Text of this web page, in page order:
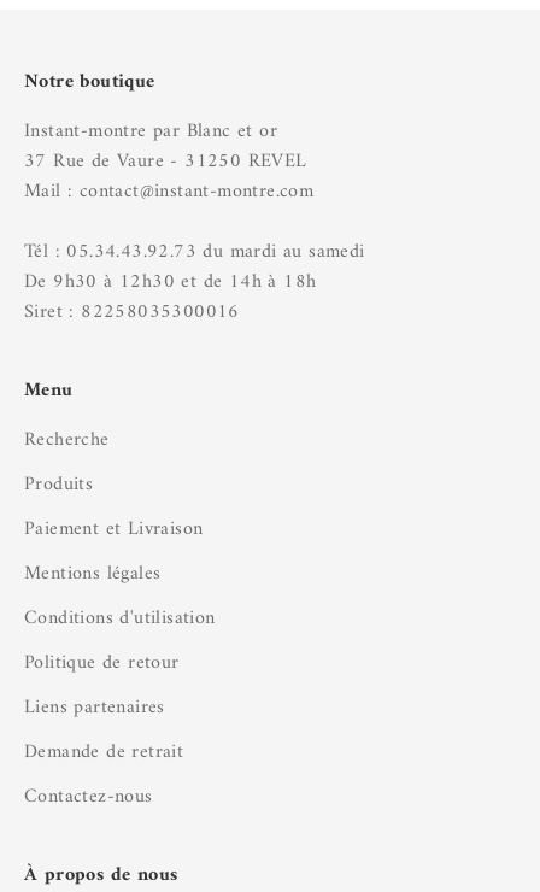
Notre boutique
Instant-montre par Blanc et or
37 Rue de Vaure - 31250 REVEL
Mail : contact@instant-montre.com
Tél : 05.34.43.92.73 du mardi au samedi
De 9h30 à 12h30 et de 14h à 18h
Siret : 82258035300016
Menu
Recherche
Produits
Paiement et Livraison
Mentions légales
Conditions d'utilisation
Politique de retour
Liens partenaires
Demande de retrait
Contactez-nous
À propos de nous